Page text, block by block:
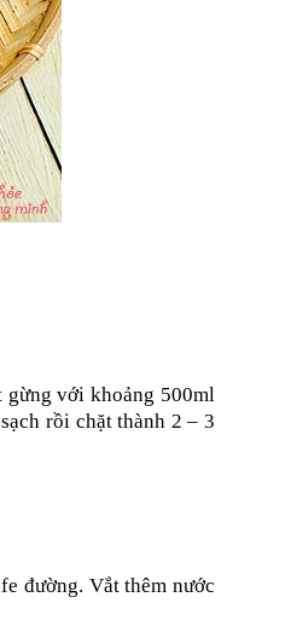
gừng với khoảng 500ml
rồi chặt thành 2 – 3
đường. Vắt thêm nước